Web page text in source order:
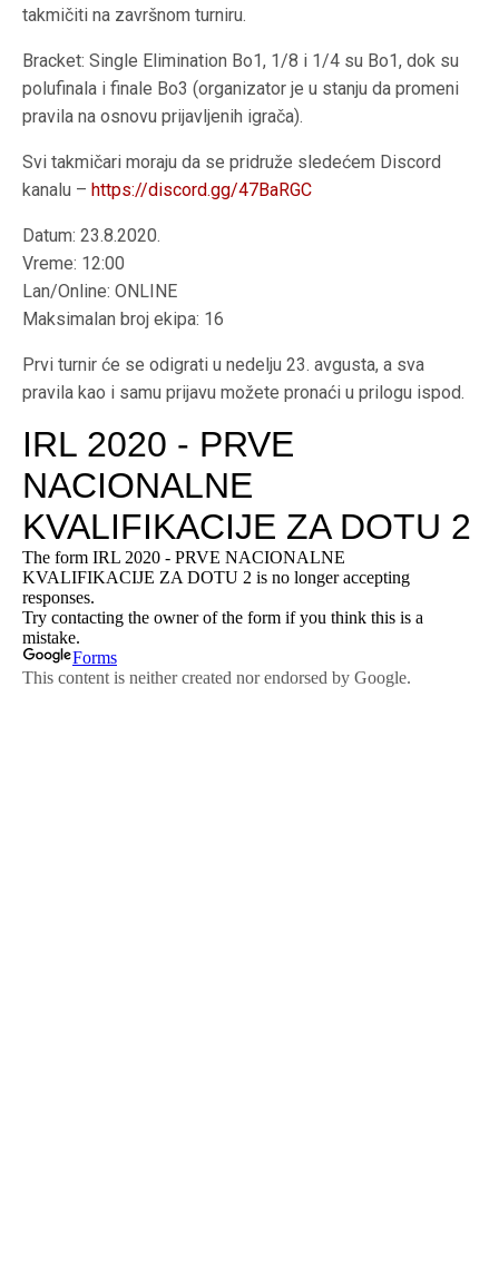
takmičiti na završnom turniru.
Bracket: Single Elimination Bo1, 1/8 i 1/4 su Bo1, dok su
polufinala i finale Bo3 (organizator je u stanju da promeni
pravila na osnovu prijavljenih igrača).
Svi takmičari moraju da se pridruže sledećem Discord
kanalu – https://discord.gg/47BaRGC
Datum: 23.8.2020.
Vreme: 12:00
Lan/Online: ONLINE
Maksimalan broj ekipa: 16
Prvi turnir će se odigrati u nedelju 23. avgusta, a sva
pravila kao i samu prijavu možete pronaći u prilogu ispod.